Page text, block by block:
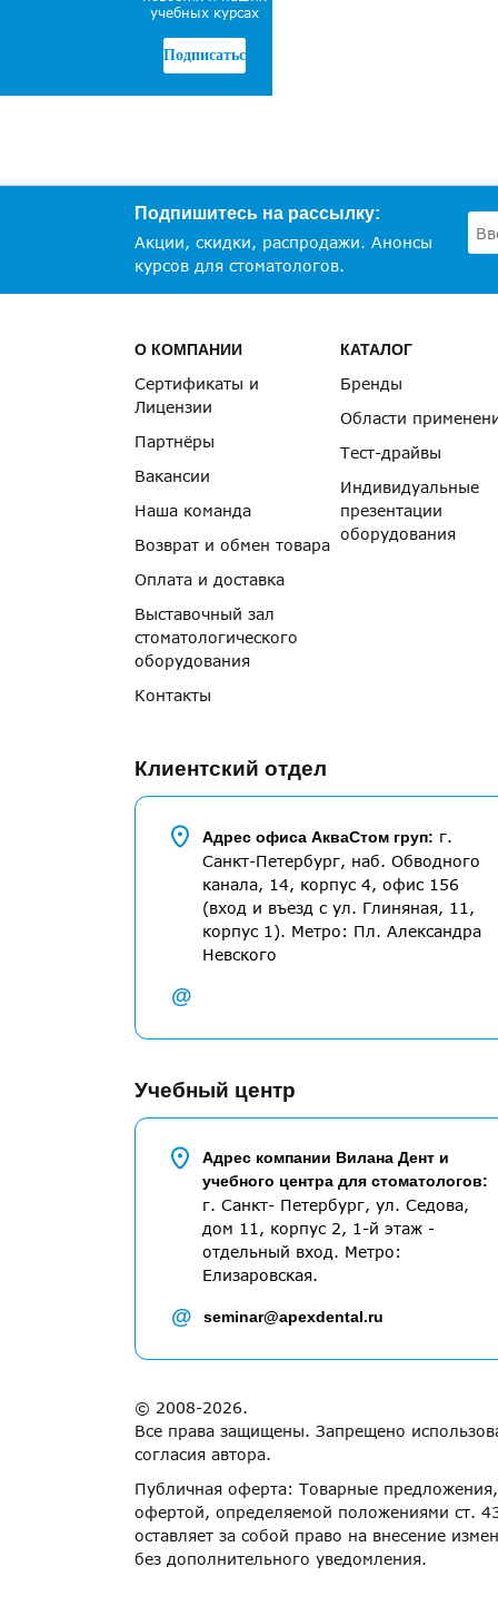
учебных курсах
Подписаться
Подпишитесь на рассылку:
Акции, скидки, распродажи. Анонсы
курсов для стоматологов.
О КОМПАНИИ
Сертификаты и
Лицензии
Партнёры
Вакансии
Наша команда
Возврат и обмен товара
Оплата и доставка
Выставочный зал
стоматологического
оборудования
Контакты
КАТАЛОГ
Бренды
Области
Тест-драйвы
Индивидуальные
презентации
оборудования
Клиентский отдел
Адрес офиса АкваСтом груп: г.
Санкт-Петербург, наб. Обводного
канала, 14, корпус 4, офис 156
(вход и въезд с ул. Глиняная, 11,
корпус 1). Метро: Пл. Александра
Невского
@
Учебный центр
Адрес компании Вилана Дент и
учебного центра для стоматологов:
г. Санкт- Петербург, ул. Седова,
дом 11, корпус 2, 1-й этаж -
отдельный вход. Метро:
Елизаровская.
@ seminar@apexdental.ru
© 2008-2026.
Все права защищены. Запрещено
согласия автора.
Публичная оферта: Товарные
офертой, определяемой положениями ст.
оставляет за собой право на внесение
без дополнительного уведомления.